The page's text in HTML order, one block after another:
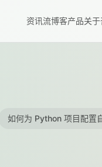
资讯流博客产品关于